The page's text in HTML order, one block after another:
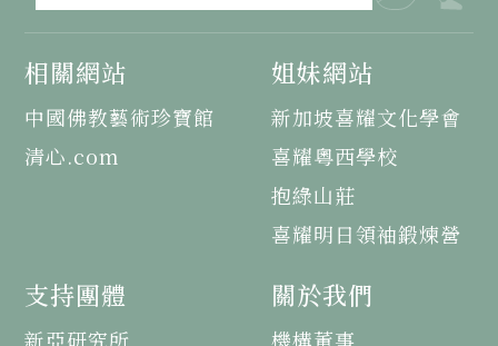
相關網站
中國佛教藝術珍寶館
清心.com
姐妹網站
新加坡喜耀文化學會
喜耀粵西學校
抱綠山莊
喜耀明日領袖鍛煉營
支持團體
新亞研究所
關於我們
機構董事